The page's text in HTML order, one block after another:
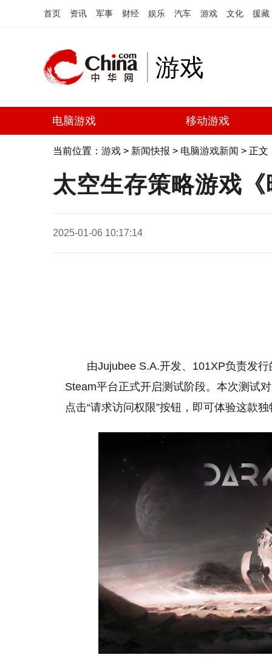
首页 资讯 军事 财经 娱乐 汽车 游戏 文化 援藏
游戏
电脑游戏 移动游戏
当前位置： 游戏 > 新闻快报 > 电脑游戏新闻 > 正文
太空生存策略游戏
2025-01-06 10:17:14
由Jujubee S.A.开发、101XP负责发
Steam平台正式开启测试阶段。本次测试
点击“请求访问权限”按钮，即可体验这款